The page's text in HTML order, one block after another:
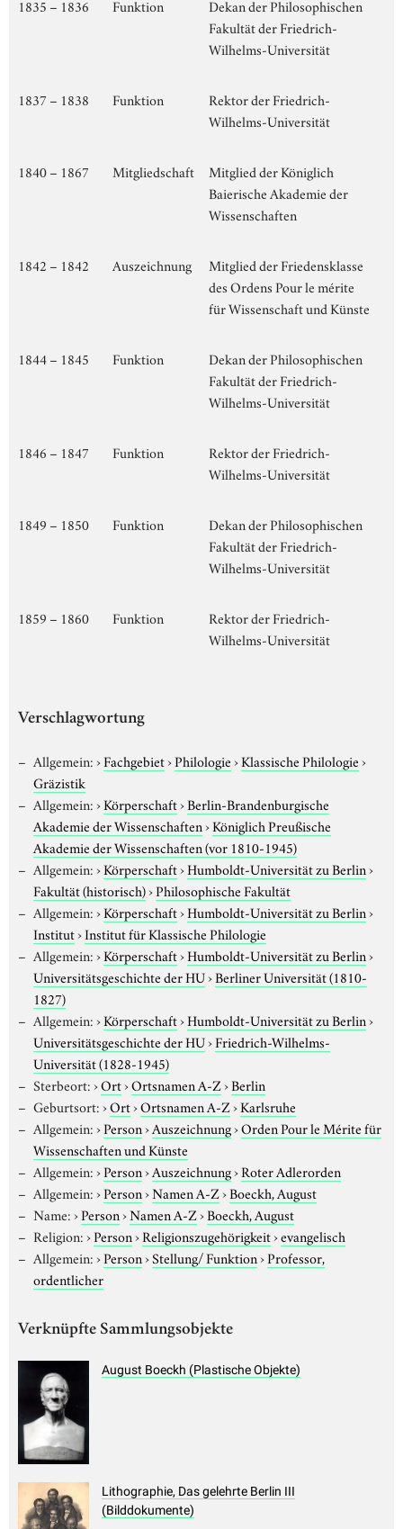
1835 – 1836 Funktion
Dekan der Philosophischen
Fakultät der Friedrich-
Wilhelms-Universität
1837 – 1838 Funktion
Rektor der Friedrich-
Wilhelms-Universität
1840 – 1867 Mitgliedschaft
Mitglied der Königlich
Baierische Akademie der
Wissenschaften
1842 – 1842 Auszeichnung
Mitglied der Friedensklasse
des Ordens Pour le mérite
für Wissenschaft und Künste
1844 – 1845 Funktion
Dekan der Philosophischen
Fakultät der Friedrich-
Wilhelms-Universität
1846 – 1847 Funktion
Rektor der Friedrich-
Wilhelms-Universität
1849 – 1850 Funktion
Dekan der Philosophischen
Fakultät der Friedrich-
Wilhelms-Universität
1859 – 1860 Funktion
Rektor der Friedrich-
Wilhelms-Universität
Verschlagwortung
Allgemein:›Fachgebiet›Philologie›Klassische Philologie›
Gräzistik
Allgemein:›Körperschaft›Berlin-Brandenburgische
Akademie der Wissenschaften›Königlich Preußische
Akademie der Wissenschaften (vor 1810-1945)
Allgemein:›Körperschaft›Humboldt-Universität zu Berlin›
Fakultät (historisch)›Philosophische Fakultät
Allgemein:›Körperschaft›Humboldt-Universität zu Berlin›
Institut›Institut für Klassische Philologie
Allgemein:›Körperschaft›Humboldt-Universität zu Berlin›
Universitätsgeschichte der HU›Berliner Universität (1810-
1827)
Allgemein:›Körperschaft›Humboldt-Universität zu Berlin›
Universitätsgeschichte der HU›Friedrich-Wilhelms-
Universität (1828-1945)
Sterbeort:›Ort›Ortsnamen A-Z›Berlin
Geburtsort:›Ort›Ortsnamen A-Z›Karlsruhe
Allgemein:›Person›Auszeichnung›Orden Pour le Mérite für
Wissenschaften und Künste
Allgemein:›Person›Auszeichnung›Roter Adlerorden
Allgemein:›Person›Namen A-Z›Boeckh, August
Name:›Person›Namen A-Z›Boeckh, August
Religion:›Person›Religionszugehörigkeit›evangelisch
Allgemein:›Person›Stellung/ Funktion›Professor,
ordentlicher
Verknüpfte Sammlungsobjekte
August Boeckh (Plastische Objekte)
Lithographie, Das gelehrte Berlin III
(Bilddokumente)